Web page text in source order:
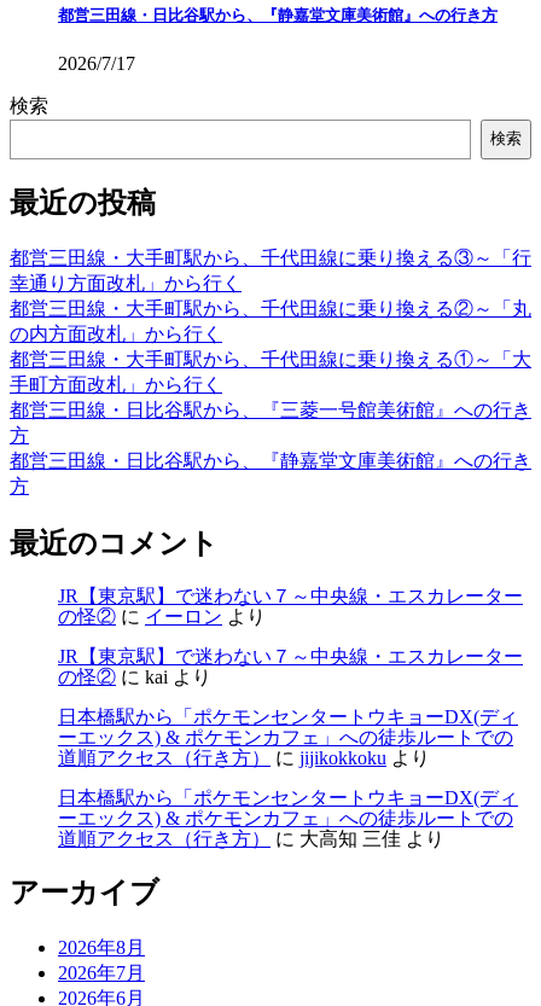
都営三田線・日比谷駅から、『静嘉堂文庫美術館』への行き方
2026/7/17
検索
検索
最近の投稿
都営三田線・大手町駅から、千代田線に乗り換える③～「行
幸通り方面改札」から行く
都営三田線・大手町駅から、千代田線に乗り換える②～「丸
の内方面改札」から行く
都営三田線・大手町駅から、千代田線に乗り換える①～「大
手町方面改札」から行く
都営三田線・日比谷駅から、『三菱一号館美術館』への行き
方
都営三田線・日比谷駅から、『静嘉堂文庫美術館』への行き
方
最近のコメント
JR【東京駅】で迷わない７～中央線・エスカレーター
の怪② に イーロン より
JR【東京駅】で迷わない７～中央線・エスカレーター
の怪② に kai より
日本橋駅から「ポケモンセンタートウキョーDX(ディ
ーエックス) & ポケモンカフェ」への徒歩ルートでの
道順アクセス（行き方）
に jijikokkoku より
日本橋駅から「ポケモンセンタートウキョーDX(ディ
ーエックス) & ポケモンカフェ」への徒歩ルートでの
道順アクセス（行き方）
に 大高知 三佳 より
アーカイブ
2026年8月
2026年7月
2026年6月